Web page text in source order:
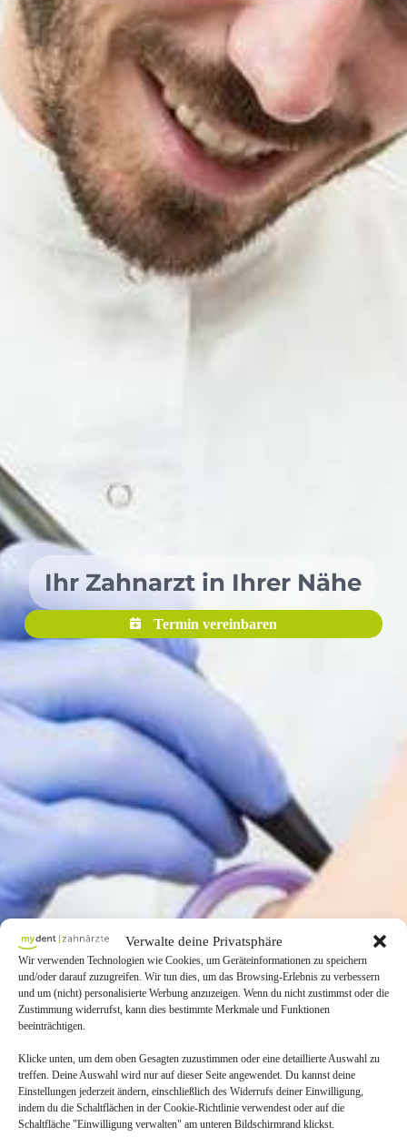
Verwalte deine Privatsphäre
Wir verwenden Technologien wie Cookies, um Geräteinformationen zu speichern
und/oder darauf zuzugreifen. Wir tun dies, um das Browsing-Erlebnis zu verbessern
und um (nicht) personalisierte Werbung anzuzeigen. Wenn du nicht zustimmst oder die
Zustimmung widerrufst, kann dies bestimmte Merkmale und Funktionen
beeinträchtigen.
Klicke unten, um dem oben Gesagten zuzustimmen oder eine detaillierte Auswahl zu
treffen. Deine Auswahl wird nur auf dieser Seite angewendet. Du kannst deine
Einstellungen jederzeit ändern, einschließlich des Widerrufs deiner Einwilligung,
indem du die Schaltflächen in der Cookie-Richtlinie verwendest oder auf die
Schaltfläche "Einwilligung verwalten" am unteren Bildschirmrand klickst.
Ihr Zahnarzt in Ihrer Nähe
Termin vereinbaren